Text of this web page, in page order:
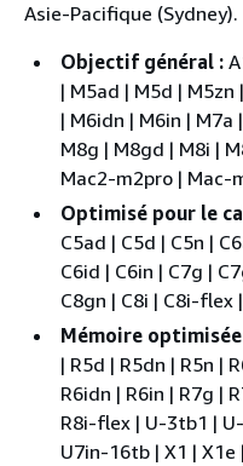
Asie-Pacifique (Sydney).
Objectif général :
| M5ad | M5d |
| M6idn | M6in |
M8g | M8gd | M8i |
Mac2-m2pro | Mac-
Optimisé pour le
C5ad | C5d | C5n |
C6id | C6in | C7g |
C8gn | C8i | C8i-flex
Mémoire
| R5d | R5dn | R5n |
R6idn | R6in | R7g |
R8i-flex | U-3tb1 |
U7in-16tb | X1 | X1e